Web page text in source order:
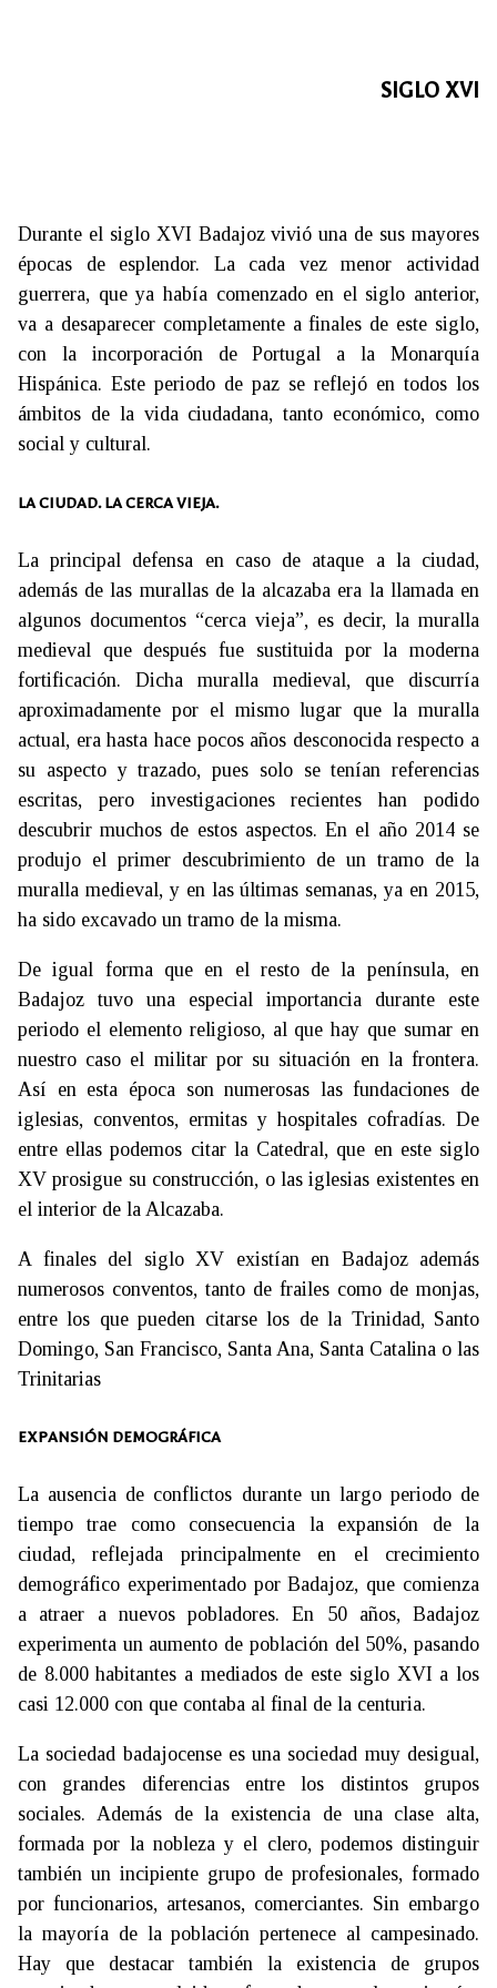
SIGLO XVI
Durante el siglo XVI Badajoz vivió una de sus mayores
épocas de esplendor. La cada vez menor actividad
guerrera, que ya había comenzado en el siglo anterior,
va a desaparecer completamente a finales de este siglo,
con la incorporación de Portugal a la Monarquía
Hispánica. Este periodo de paz se reflejó en todos los
ámbitos de la vida ciudadana, tanto económico, como
social y cultural.
LA CIUDAD. LA CERCA VIEJA.
La principal defensa en caso de ataque a la ciudad,
además de las murallas de la alcazaba era la llamada en
algunos documentos “cerca vieja”, es decir, la muralla
medieval que después fue sustituida por la moderna
fortificación. Dicha muralla medieval, que discurría
aproximadamente por el mismo lugar que la muralla
actual, era hasta hace pocos años desconocida respecto a
su aspecto y trazado, pues solo se tenían referencias
escritas, pero investigaciones recientes han podido
descubrir muchos de estos aspectos. En el año 2014 se
produjo el primer descubrimiento de un tramo de la
muralla medieval, y en las últimas semanas, ya en 2015,
ha sido excavado un tramo de la misma.
De igual forma que en el resto de la península, en
Badajoz tuvo una especial importancia durante este
periodo el elemento religioso, al que hay que sumar en
nuestro caso el militar por su situación en la frontera.
Así en esta época son numerosas las fundaciones de
iglesias, conventos, ermitas y hospitales cofradías. De
entre ellas podemos citar la Catedral, que en este siglo
XV prosigue su construcción, o las iglesias existentes en
el interior de la Alcazaba.
A finales del siglo XV existían en Badajoz además
numerosos conventos, tanto de frailes como de monjas,
entre los que pueden citarse los de la Trinidad, Santo
Domingo, San Francisco, Santa Ana, Santa Catalina o las
Trinitarias
EXPANSIÓN DEMOGRÁFICA
La ausencia de conflictos durante un largo periodo de
tiempo trae como consecuencia la expansión de la
ciudad, reflejada principalmente en el crecimiento
demográfico experimentado por Badajoz, que comienza
a atraer a nuevos pobladores. En 50 años, Badajoz
experimenta un aumento de población del 50%, pasando
de 8.000 habitantes a mediados de este siglo XVI a los
casi 12.000 con que contaba al final de la centuria.
La sociedad badajocense es una sociedad muy desigual,
con grandes diferencias entre los distintos grupos
sociales. Además de la existencia de una clase alta,
formada por la nobleza y el clero, podemos distinguir
también un incipiente grupo de profesionales, formado
por funcionarios, artesanos, comerciantes. Sin embargo
la mayoría de la población pertenece al campesinado.
Hay que destacar también la existencia de grupos